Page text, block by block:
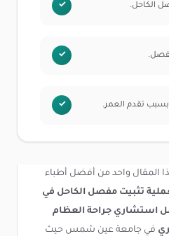
الكاحل.
تقدم العمر.
المقال واحد من أفضل أطباء
تثبيت مفصل الكاحل في
استشاري جراحة العظام
في جامعة عين شمس حيث